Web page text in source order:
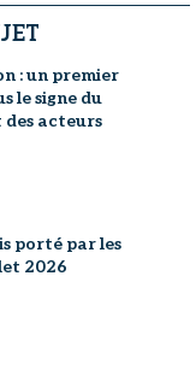
: un premier
le signe du
acteurs
porté par les
2026